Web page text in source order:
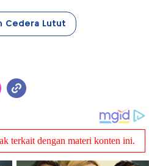
Cedera Lutut